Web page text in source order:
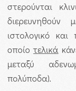
στερούνται
ιστολογικό
οποίοτελικά
μεταξύ
πολύποδα).